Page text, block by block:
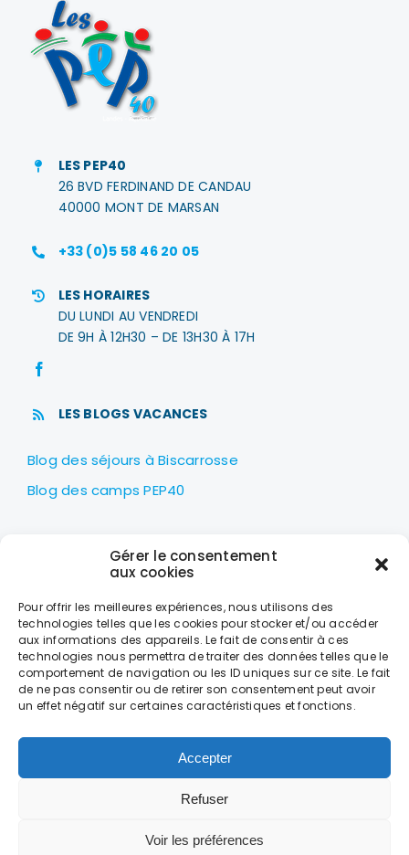
Gérer le consentement
aux cookies
Pour offrir les meilleures expériences, nous utilisons des
technologies telles que les cookies pour stocker et/ou accéder
aux informations des appareils. Le fait de consentir à ces
technologies nous permettra de traiter des données telles que le
comportement de navigation ou les ID uniques sur ce site. Le fait
de ne pas consentir ou de retirer son consentement peut avoir
un effet négatif sur certaines caractéristiques et fonctions.
Accepter
Refuser
Voir les préférences
LES PEP40
26 BVD FERDINAND DE CANDAU
40000 MONT DE MARSAN
+33 (0)5 58 46 20 05
LES HORAIRES
DU LUNDI AU VENDREDI
DE 9H À 12H30 – DE 13H30 À 17H
LES BLOGS VACANCES
Blog des séjours à Biscarrosse
Blog des camps PEP40
LES PEP40
Centre nautique Jean Udaquiola
40600 BISCARROSSE
+33 (0)5 58 78 10 47
LES HORAIRES
DE 9H À 18H
MENTIONS LÉGALES
CONDITIONS GÉNÉRALES DE VENTE